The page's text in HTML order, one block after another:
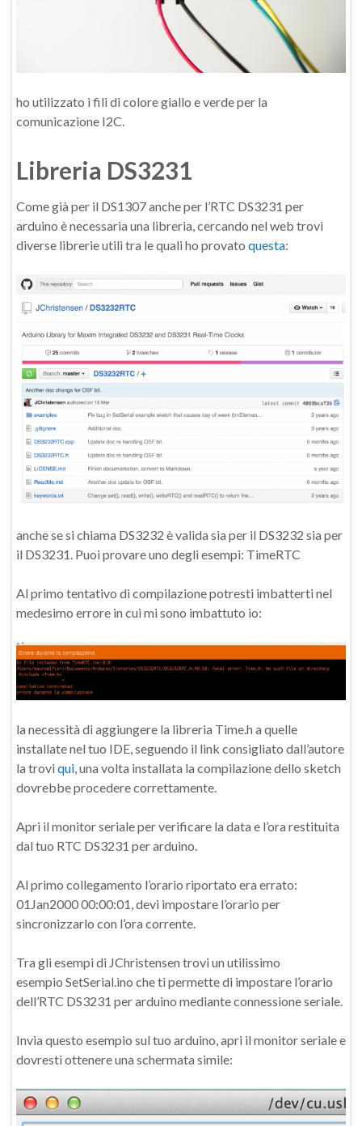
ho utilizzato i fili di colore giallo e verde per la
comunicazione I2C.
Libreria DS3231
Come già per il DS1307 anche per l’RTC DS3231 per
arduino è necessaria una libreria, cercando nel web trovi
diverse librerie utili tra le quali ho provato questa:
anche se si chiama DS3232 è valida sia per il DS3232 sia per
il DS3231. Puoi provare uno degli esempi: TimeRTC
Al primo tentativo di compilazione potresti imbatterti nel
medesimo errore in cui mi sono imbattuto io:
la necessità di aggiungere la libreria Time.h a quelle
installate nel tuo IDE, seguendo il link consigliato dall’autore
la trovi qui, una volta installata la compilazione dello sketch
dovrebbe procedere correttamente.
Apri il monitor seriale per verificare la data e l’ora restituita
dal tuo RTC DS3231 per arduino.
Al primo collegamento l’orario riportato era errato:
01Jan2000 00:00:01, devi impostare l’orario per
sincronizzarlo con l’ora corrente.
Tra gli esempi di JChristensen trovi un utilissimo
esempio SetSerial.ino che ti permette di impostare l’orario
dell’RTC DS3231 per arduino mediante connessione seriale.
Invia questo esempio sul tuo arduino, apri il monitor seriale e
dovresti ottenere una schermata simile: